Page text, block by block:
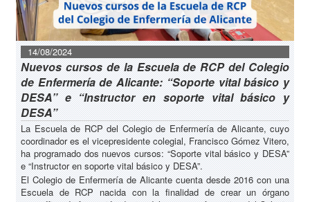
14/08/2024
Nuevos cursos de la Escuela de RCP del Colegio
de Enfermería de Alicante: “Soporte vital básico y
DESA” e “Instructor en soporte vital básico y
DESA”
La Escuela de RCP del Colegio de Enfermería de Alicante, cuyo
coordinador es el vicepresidente colegial, Francisco Gómez Vitero,
ha programado dos nuevos cursos: “Soporte vital básico y DESA”
e “Instructor en soporte vital básico y DESA”.
El Colegio de Enfermería de Alicante cuenta desde 2016 con una
Escuela de RCP nacida con la finalidad de crear un órgano